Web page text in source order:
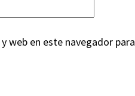
web en este navegador